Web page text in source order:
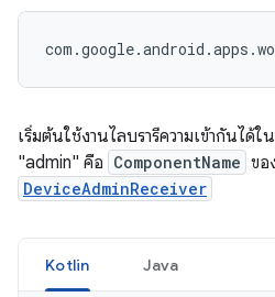
เริ่มต้นใช้งานไลบรารีความเข้ากันได้
"admin" คือ ComponentName ขอ
DeviceAdminReceiver
Kotlin Java